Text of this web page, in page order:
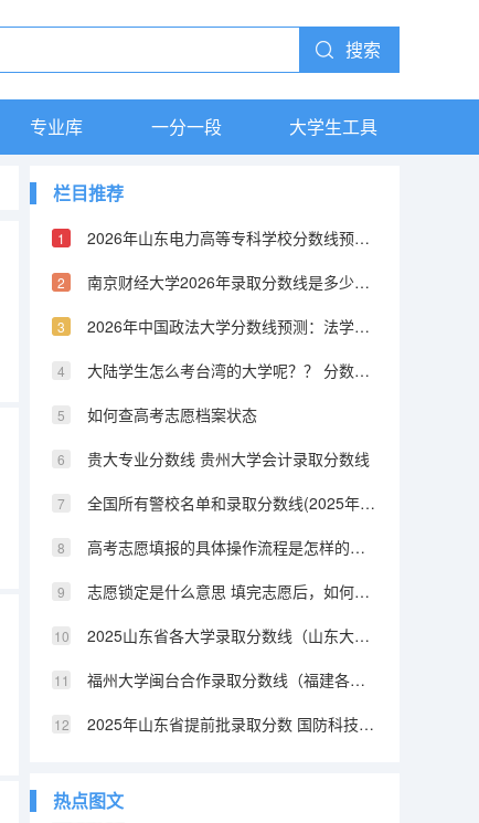
搜索
专业库 一分一段 大学生工具
栏目推荐
2026年山东电力高等专科学校分数线预测及往年分数参考
南京财经大学2026年录取分数线是多少？专业优势与就业前景全面解析
2026年中国政法大学分数线预测：法学界的黄埔军校
大陆学生怎么考台湾的大学呢？？ 分数线又是怎样的？？ 考取难度高不高？
如何查高考志愿档案状态
贵大专业分数线 贵州大学会计录取分数线
全国所有警校名单和录取分数线(2025年参考) 陕西提前批警校录取分数
高考志愿填报的具体操作流程是怎样的（江西高考志愿填报详细步骤）
志愿锁定是什么意思 填完志愿后，如何快速知道自己是否被录取
2025山东省各大学录取分数线（山东大学排名及录取分数线）
福州大学闽台合作录取分数线（福建各所大学法学系的分数线2025）
2025年山东省提前批录取分数 国防科技大学提前批山东录取分数线
热点图文